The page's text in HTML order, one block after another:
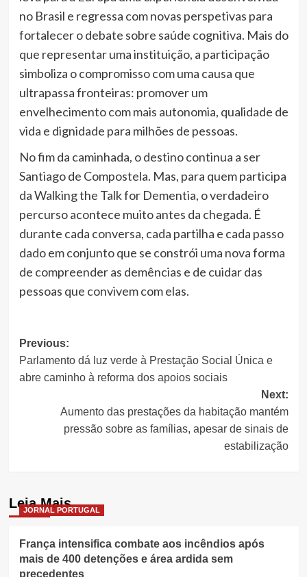
no Brasil e regressa com novas perspetivas para
fortalecer o debate sobre saúde cognitiva. Mais do
que representar uma instituição, a participação
simboliza o compromisso com uma causa que
ultrapassa fronteiras: promover um
envelhecimento com mais autonomia, qualidade de
vida e dignidade para milhões de pessoas.
No fim da caminhada, o destino continua a ser
Santiago de Compostela. Mas, para quem participa
da Walking the Talk for Dementia, o verdadeiro
percurso acontece muito antes da chegada. É
durante cada conversa, cada partilha e cada passo
dado em conjunto que se constrói uma nova forma
de compreender as demências e de cuidar das
pessoas que convivem com elas.
Post
navigation
Previous:
Parlamento dá luz verde à Prestação Social Única e
abre caminho à reforma dos apoios sociais
Next:
Aumento das prestações da habitação mantém
pressão sobre as famílias, apesar de sinais de
estabilização
Leia Mais
JORNAL PORTUGAL
França intensifica combate aos incêndios após
mais de 400 detenções e área ardida sem
precedentes